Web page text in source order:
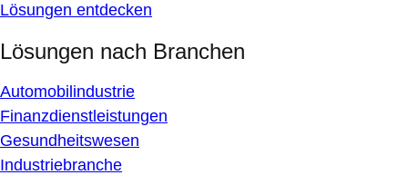
Lösungen entdecken
Lösungen nach Branchen
Automobilindustrie
Finanzdienstleistungen
Gesundheitswesen
Industriebranche